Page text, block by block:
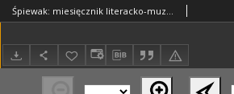
Śpiewak: miesięcznik literacko-muzyczny : organ Związku Kół Śpiewackich w Poznańskiem 1922.10 R.14 Nr10